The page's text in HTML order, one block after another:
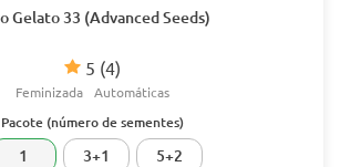
Gelato 33 (Advanced Seeds)
5 (4)
Feminizada Automáticas
Pacote (número de sementes)
1 3+1 5+2